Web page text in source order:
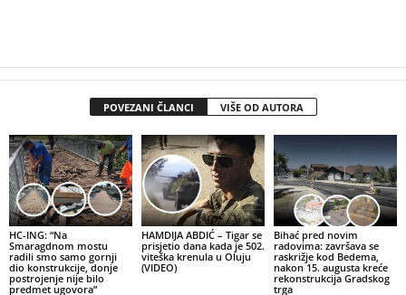
POVEZANI ČLANCI VIŠE OD AUTORA
HC-ING: “Na
Smaragdnom mostu
radili smo samo gornji
dio konstrukcije, donje
postrojenje nije bilo
predmet ugovora”
HAMDIJA ABDIĆ – Tigar se
prisjetio dana kada je 502.
viteška krenula u Oluju
(VIDEO)
Bihać pred novim
radovima: završava se
raskrižje kod Bedema,
nakon 15. augusta kreće
rekonstrukcija Gradskog
trga